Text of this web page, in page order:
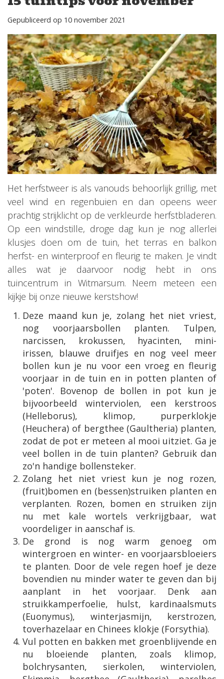
Gepubliceerd op 10 november 2021
Het herfstweer is als vanouds behoorlijk grillig, met
veel wind en regenbuien en dan opeens weer
prachtig strijklicht op de verkleurde herfstbladeren.
Op een windstille, droge dag kun je nog allerlei
klusjes doen om de tuin, het terras en balkon
herfst- en winterproof en fleurig te maken. Je vindt
alles wat je daarvoor nodig hebt in ons
tuincentrum in Witmarsum. Neem meteen een
kijkje bij onze nieuwe kerstshow!
Deze maand kun je, zolang het niet vriest,
nog voorjaarsbollen planten. Tulpen,
narcissen, krokussen, hyacinten, mini-
irissen, blauwe druifjes en nog veel meer
bollen kun je nu voor een vroeg en fleurig
voorjaar in de tuin en in potten planten of
'poten'. Bovenop de bollen in pot kun je
bijvoorbeeld winterviolen, een kerstroos
(Helleborus), klimop, purperklokje
(Heuchera) of bergthee (Gaultheria) planten,
zodat de pot er meteen al mooi uitziet. Ga je
veel bollen in de tuin planten? Gebruik dan
zo'n handige bollensteker.
Zolang het niet vriest kun je nog rozen,
(fruit)bomen en (bessen)struiken planten en
verplanten. Rozen, bomen en struiken zijn
nu met kale wortels verkrijgbaar, wat
voordeliger in aanschaf is.
De grond is nog warm genoeg om
wintergroen en winter- en voorjaarsbloeiers
te planten. Door de vele regen hoef je deze
bovendien nu minder water te geven dan bij
aanplant in het voorjaar. Denk aan
struikkamperfoelie, hulst, kardinaalsmuts
(Euonymus), winterjasmijn, kerstrozen,
toverhazelaar en Chinees klokje (Forsythia).
Vul potten en bakken met groenblijvende en
nu bloeiende planten, zoals klimop,
bolchrysanten, sierkolen, winterviolen,